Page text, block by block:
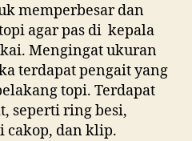
memperbesar dan
agar pas di kepala
Mengingat ukuran
terdapat pengait yang
topi. Terdapat
seperti ring besi,
cakop, dan klip.